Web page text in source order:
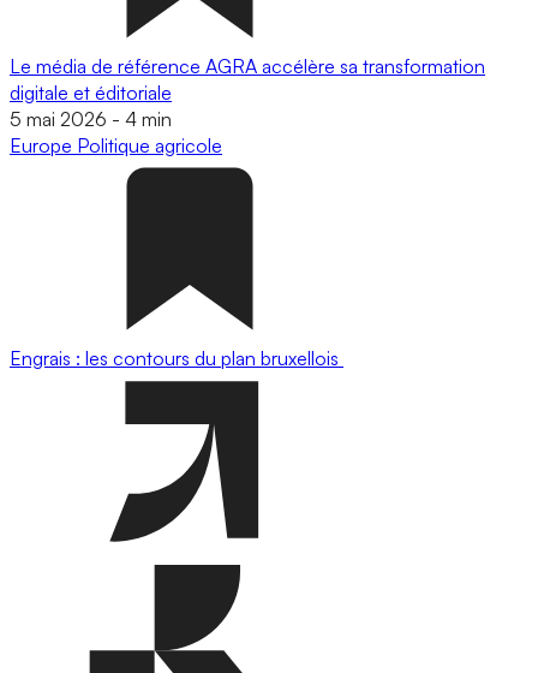
Le média de référence AGRA accélère sa transformation
digitale et éditoriale
5 mai 2026 - 4 min
Europe Politique agricole
Engrais : les contours du plan bruxellois